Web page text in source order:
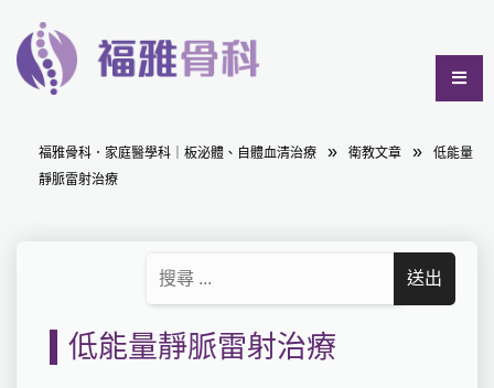
福雅骨科．家庭醫學科｜板泌體、自體血清治療 衛教文章
低能量
靜脈雷射治療
低能量靜脈雷射治療